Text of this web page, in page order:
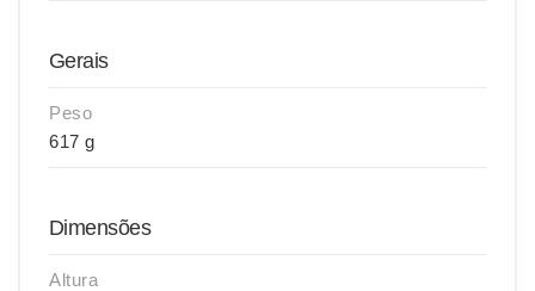
Gerais
Peso
617 g
Dimensões
Altura